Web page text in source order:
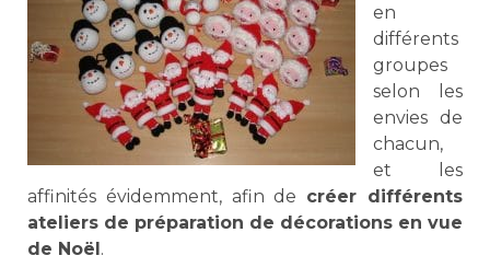
en
différents
groupes
selon les
envies de
chacun,
et les
affinités évidemment, afin de créer différents
ateliers de préparation de décorations en vue
de Noël.